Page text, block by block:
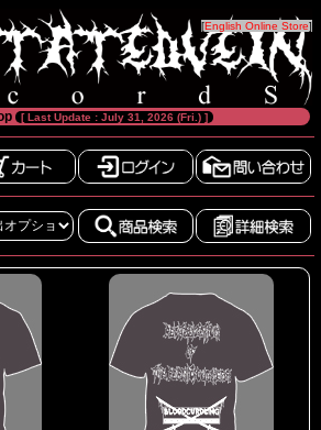
[English Online Store]
[ Last Update : July 31, 2026 (Fri.) ]